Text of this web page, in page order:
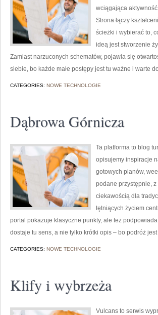
wciągająca
Strona łączy
ścieżki i wybierać to,
ideą jest stworzenie
Zamiast narzuconych schematów, pojawia się
siebie, bo każde małe postępy jest tu ważne i warte
CATEGORIES: NOWE TECHNOLOGIE
Dąbrowa Górnicza
Ta platforma to blog
opisujemy inspiracje
gotowych planów,
podane przystępnie,
ciekawością dla
tętniących życiem
portal pokazuje klasyczne punkty, ale też
dostaje tu sens, a nie tylko krótki opis – bo podróż
CATEGORIES: NOWE TECHNOLOGIE
Klify i wybrzeża
Vulcans to serwis